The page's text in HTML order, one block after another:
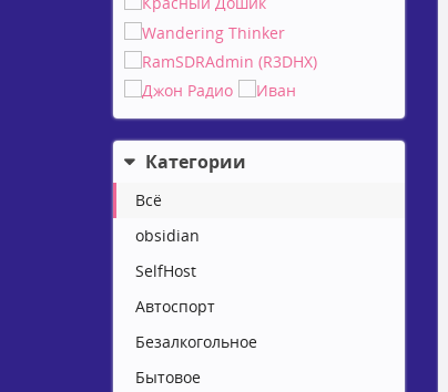
Категории
Всё
obsidian
SelfHost
Автоспорт
Безалкогольное
Бытовое